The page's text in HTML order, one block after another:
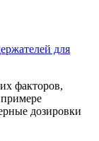
для
факторов,
дозировки